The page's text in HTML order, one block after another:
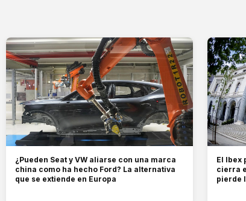
¿Pueden Seat y VW aliarse con una marca
china como ha hecho Ford? La alternativa
que se extiende en Europa
El Ibex
cierra
pierde